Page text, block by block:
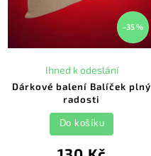
–35 %
Dárkové balení Balíček plný
radosti
Ihned k odeslání
Do košíku